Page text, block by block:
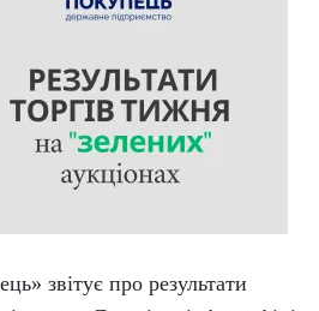
звітує про результати